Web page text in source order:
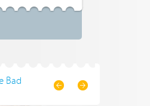
Bad